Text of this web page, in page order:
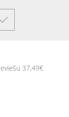
37,49€